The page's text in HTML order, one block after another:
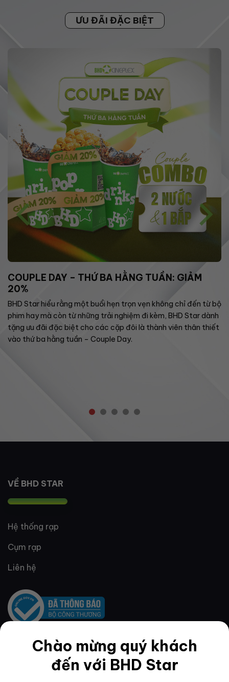
Chào mừng quý khách
đến với BHD Star
ƯU ĐÃI ĐẶC BIỆT
COUPLE DAY – THỨ BA HẰNG TUẦN: GIẢM
20%
BHD Star hiểu rằng một buổi hẹn trọn vẹn không chỉ đến từ bộ
phim hay mà còn từ những trải nghiệm đi kèm, BHD Star dành
tặng ưu đãi đặc biệt cho các cặp đôi là thành viên thân thiết
vào thứ ba hằng tuần – Couple Day.
VỀ BHD STAR
Hệ thống rạp
Cụm rạp
Liên hệ
QUY ĐỊNH & ĐIỀU KHOẢN